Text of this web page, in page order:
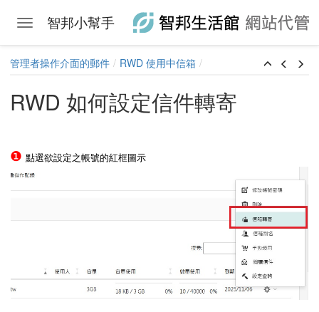
Toggle navigation
智邦小幫手
管理者操作介面的郵件 RWD 使用中信箱
RWD 如何設定信件轉寄
❶ 點選欲設定之帳號的紅框圖示